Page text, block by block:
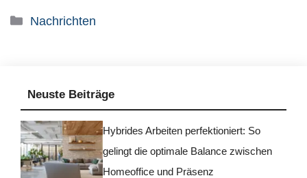
Kategorien
Nachrichten
Neuste Beiträge
Hybrides Arbeiten perfektioniert: So
gelingt die optimale Balance zwischen
Homeoffice und Präsenz